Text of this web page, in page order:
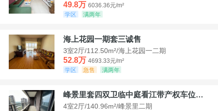
49.8万 6036.36元/m²
学区
满两年
海上花园一期套三诚售
3室2厅/112.50m²/海上花园一二期
52.8万 4693.33元/m²
学区
急售 满两年
峰景里套四双卫临中庭看江带产权车位诚售
4室2厅/140.96m²/峰景里二期